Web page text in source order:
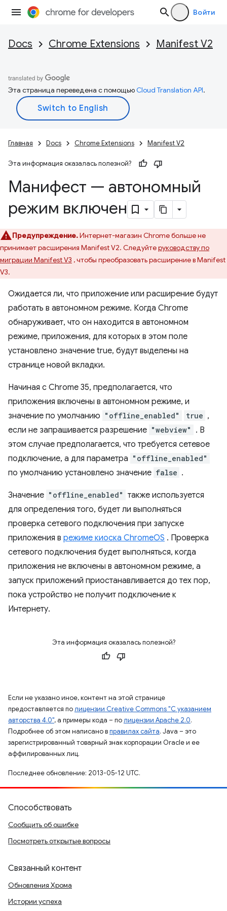
Войти
Docs Chrome Extensions Manifest V2
Эта страница переведена с помощьюCloud Translation API.
Главная Docs Chrome Extensions Manifest V2
Эта информация оказалась полезной?
Манифест — автономный
режим включен
Предупреждение.Интернет-магазин Chrome больше не
принимает расширения Manifest V2. Следуйтеруководству по
миграции Manifest V3 , чтобы преобразовать расширение в Manifest
V3.
Ожидается ли, что приложение или расширение будут
работать в автономном режиме. Когда Chrome
обнаруживает, что он находится в автономном
режиме, приложения, для которых в этом поле
установлено значение true, будут выделены на
странице новой вкладки.
Начиная с Chrome 35, предполагается, что
приложения включены в автономном режиме, и
значение по умолчанию "offline_enabled" true ,
если не запрашивается разрешение "webview"
. В
этом случае предполагается, что требуется сетевое
подключение, а для параметра "offline_enabled"
по умолчанию установлено значение false .
Значение "offline_enabled" также используется
для определения того, будет ли выполняться
проверка сетевого подключения при запуске
приложения в режиме киоска ChromeOS . Проверка
сетевого подключения будет выполняться, когда
приложения не включены в автономном режиме, а
запуск приложений приостанавливается до тех пор,
пока устройство не получит подключение к
Интернету.
Эта информация оказалась полезной?
Если не указано иное, контент на этой странице
предоставляется полицензии Creative Commons "С указанием
авторства 4.0", а примеры кода – полицензии Apache 2.0.
Подробнее об этом написано вправилах сайта. Java – это
зарегистрированный товарный знак корпорации Oracle и ее
аффилированных лиц.
Последнее обновление: 2013-05-12 UTC.
Способствовать
Сообщить об ошибке
Посмотреть открытые вопросы
Связанный контент
Обновления Хрома
Истории успеха